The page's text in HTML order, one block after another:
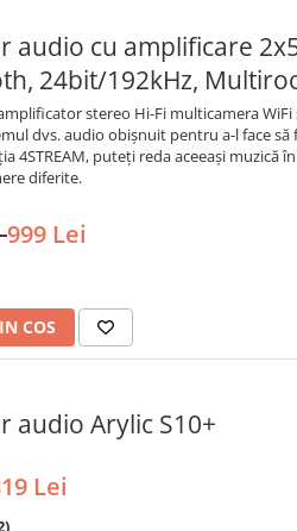
audio cu amplificare
24bit/192kHz,
stereo Hi-Fi multicamera
dvs. audio obișnuit pentru a-l face
4STREAM, puteți reda aceeași
diferite.
999 Lei
COS
audio Arylic S10+
Lei